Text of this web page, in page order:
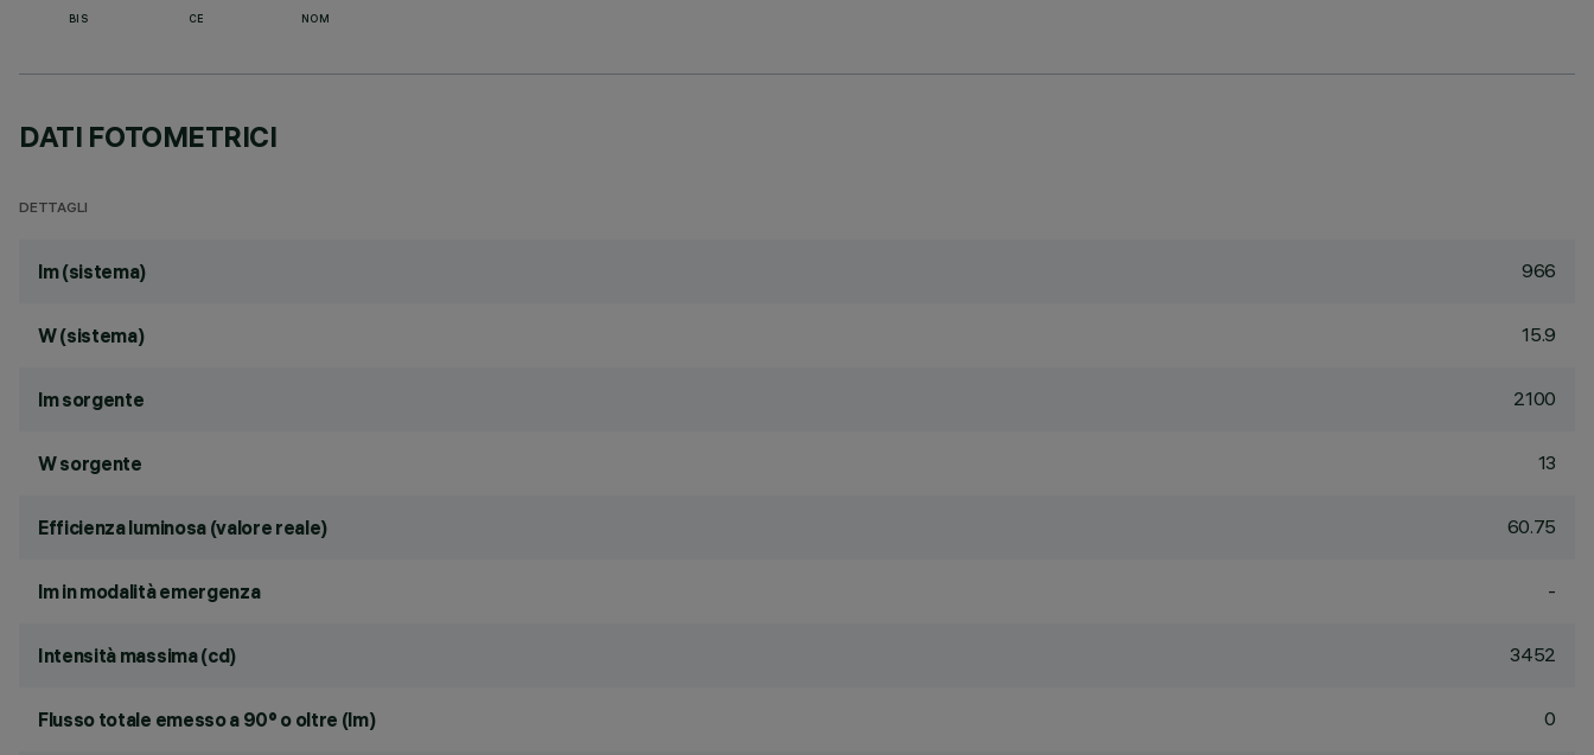
BIS CE NOM
DATI FOTOMETRICI
DETTAGLI
lm (sistema) 966
W (sistema) 15.9
lm sorgente 2100
W sorgente 13
Efficienza luminosa (valore reale) 60.75
lm in modalità emergenza -
Intensità massima (cd) 3452
Flusso totale emesso a 90° o oltre (lm) 0